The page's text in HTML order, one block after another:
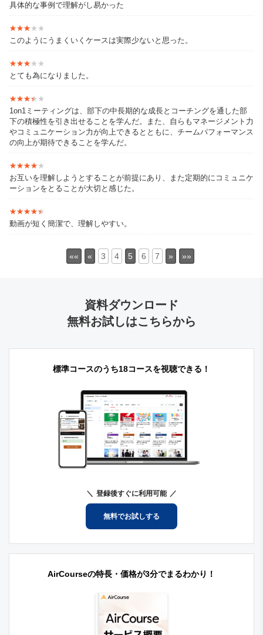
具体的な事例で理解がし易かった
★★★★★
★★★★★
このようにうまくいくケースは実際少ないと思った。
★★★★★
★★★★★
とても為になりました。
★★★★★
★★★★★
1on1ミーティングは、部下の中長期的な成長とコーチングを通した部
下の積極性を引き出せることを学んだ。また、自らもマネージメント力
やコミュニケーション力が向上できるとともに、チームパフォーマンス
の向上が期待できることを学んだ。
★★★★★
★★★★★
お互いを理解しようとすることが前提にあり、また定期的にコミュニケ
ーションをとることが大切と感じた。
★★★★★
★★★★★
動画が短く簡潔で、理解しやすい。
«« « 3 4 5 6 7 » »»
資料ダウンロード
無料お試しはこちらから
標準コースのうち18コースを視聴できる！
登録後すぐに利用可能
無料でお試しする
AirCourseの特長・価格が3分でまるわかり！